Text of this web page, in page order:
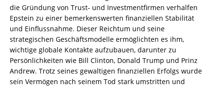
die Gründung von Trust- und Investmentfirmen verhalfen
Epstein zu einer bemerkenswerten finanziellen Stabilität
und Einflussnahme. Dieser Reichtum und seine
strategischen Geschäftsmodelle ermöglichten es ihm,
wichtige globale Kontakte aufzubauen, darunter zu
Persönlichkeiten wie Bill Clinton, Donald Trump und Prinz
Andrew. Trotz seines gewaltigen finanziellen Erfolgs wurde
sein Vermögen nach seinem Tod stark umstritten und